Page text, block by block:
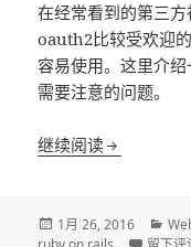
在经常看到的第三
oauth2比较受欢迎
容易使用。这里介
需要注意的问题。
继续阅读Ruby on
发
布
1月 26, 2016
分
类
于